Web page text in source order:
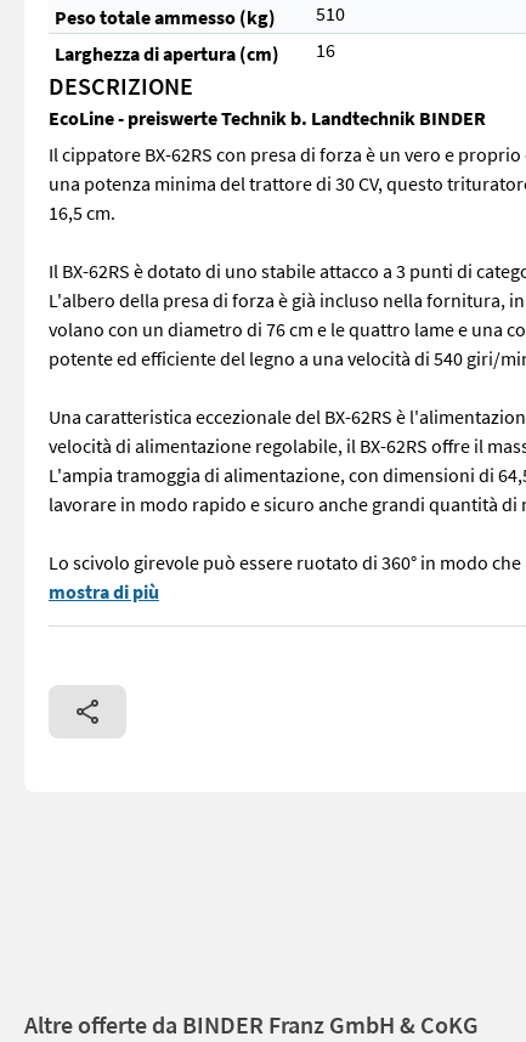
Peso totale ammesso (kg)
510
Larghezza di apertura (cm)
16
DESCRIZIONE
EcoLine - preiswerte Technik b. Landtechnik BINDER
Il cippatore BX-62RS con presa di forza è un vero e
una potenza minima del trattore di 30 CV, questo
16,5 cm.
Il BX-62RS è dotato di uno stabile attacco a 3 punti di
L'albero della presa di forza è già incluso nella fornitura,
volano con un diametro di 76 cm e le quattro lame e
potente ed efficiente del legno a una velocità di 540 giri/
Una caratteristica eccezionale del BX-62RS è
velocità di alimentazione regolabile, il BX-62RS offre il
L'ampia tramoggia di alimentazione, con dimensioni di
lavorare in modo rapido e sicuro anche grandi quantità di
Lo scivolo girevole può essere ruotato di 360° in modo che
Il cippatore BX-62RS con presa di forza è un vero e
mostra di più
Altre offerte da BINDER Franz GmbH & CoKG